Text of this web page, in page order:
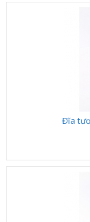
Đĩa